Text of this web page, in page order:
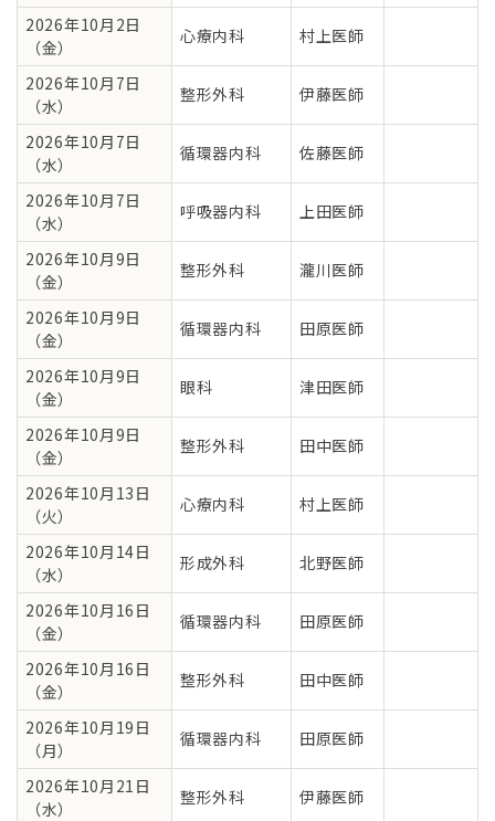
2026年10月2日
（金）
心療内科 村上医師
2026年10月7日
（水）
整形外科 伊藤医師
2026年10月7日
（水）
循環器内科 佐藤医師
2026年10月7日
（水）
呼吸器内科 上田医師
2026年10月9日
（金）
整形外科 瀧川医師
2026年10月9日
（金）
循環器内科 田原医師
2026年10月9日
（金）
眼科 津田医師
2026年10月9日
（金）
整形外科 田中医師
2026年10月13日
（火）
心療内科 村上医師
2026年10月14日
（水）
形成外科 北野医師
2026年10月16日
（金）
循環器内科 田原医師
2026年10月16日
（金）
整形外科 田中医師
2026年10月19日
（月）
循環器内科 田原医師
2026年10月21日
（水）
整形外科 伊藤医師